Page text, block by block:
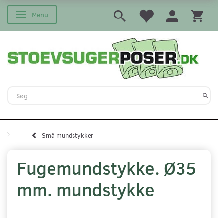
Skifte navigation
Menu
Små mundstykker
Fugemundstykke. Ø35
mm. mundstykke